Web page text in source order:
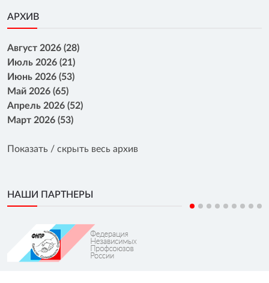
АРХИВ
Август 2026 (28)
Июль 2026 (21)
Июнь 2026 (53)
Май 2026 (65)
Апрель 2026 (52)
Март 2026 (53)
Показать / скрыть весь архив
НАШИ ПАРТНЕРЫ